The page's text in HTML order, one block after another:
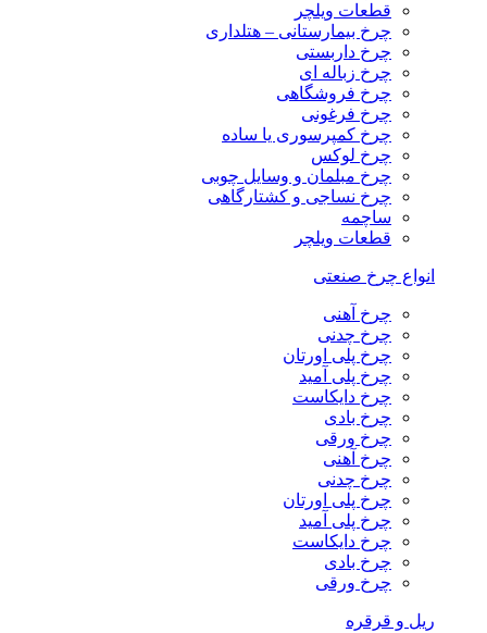
قطعات ویلچر
چرخ بیمارستانی – هتلداری
چرخ داربستی
چرخ زباله ای
چرخ فروشگاهی
چرخ فرغونی
چرخ کمپرسوری یا ساده
چرخ لوکس
چرخ مبلمان و وسایل چوبی
چرخ نساجی و کشتارگاهی
ساچمه
قطعات ویلچر
انواع چرخ صنعتی
چرخ آهنی
چرخ چدنی
چرخ پلی اورتان
چرخ پلی آمید
چرخ دایکاست
چرخ بادی
چرخ ورقی
چرخ آهنی
چرخ چدنی
چرخ پلی اورتان
چرخ پلی آمید
چرخ دایکاست
چرخ بادی
چرخ ورقی
ریل و قرقره